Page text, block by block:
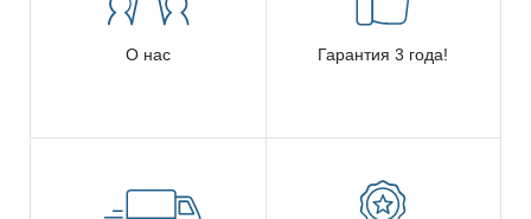
О нас Гарантия 3 года!